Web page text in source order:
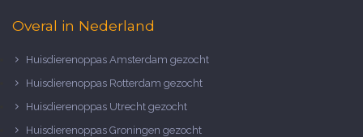
Overal in Nederland
Huisdierenoppas Amsterdam gezocht
Huisdierenoppas Rotterdam gezocht
Huisdierenoppas Utrecht gezocht
Huisdierenoppas Groningen gezocht